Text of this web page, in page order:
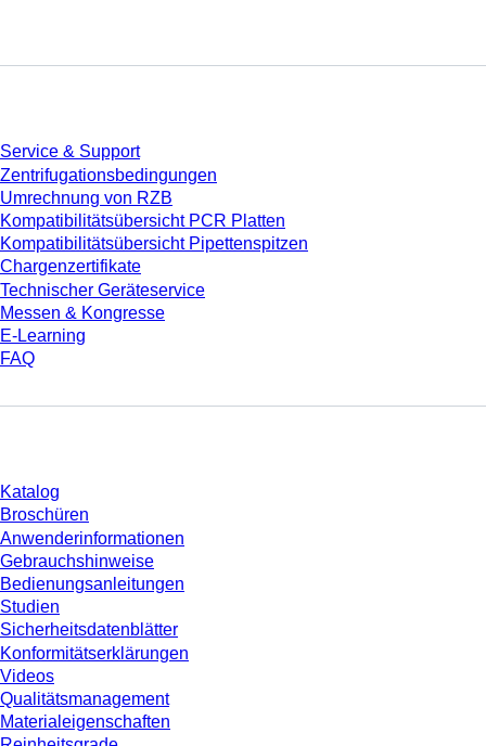
Service & Support
Zentrifugationsbedingungen
Umrechnung von RZB
Kompatibilitätsübersicht PCR Platten
Kompatibilitätsübersicht Pipettenspitzen
Chargenzertifikate
Technischer Geräteservice
Messen & Kongresse
E-Learning
FAQ
Katalog
Broschüren
Anwenderinformationen
Gebrauchshinweise
Bedienungsanleitungen
Studien
Sicherheitsdatenblätter
Konformitätserklärungen
Videos
Qualitätsmanagement
Materialeigenschaften